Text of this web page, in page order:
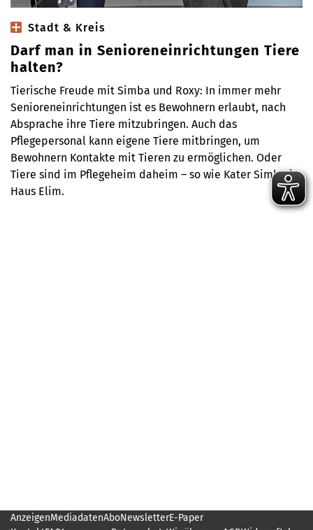
Stadt & Kreis
Darf man in Senioreneinrichtungen Tiere
halten?
Tierische Freude mit Simba und Roxy: In immer mehr
Senioreneinrichtungen ist es Bewohnern erlaubt, nach
Absprache ihre Tiere mitzubringen. Auch das
Pflegepersonal kann eigene Tiere mitbringen, um
Bewohnern Kontakte mit Tieren zu ermöglichen. Oder
Tiere sind im Pflegeheim daheim – so wie Kater Simba im
Haus Elim.
AnzeigenMediadatenAboNewsletterE-Paper